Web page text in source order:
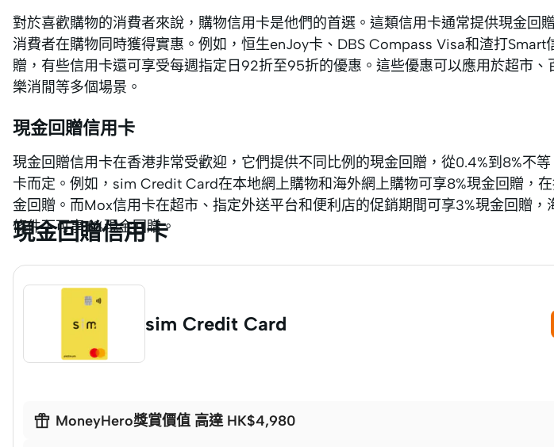
對於喜歡購物的消費者來說，購物信用卡是他們的首選。這類信用卡通常提供現金回
消費者在購物同時獲得實惠。例如，恒生enJoy卡、DBS Compass Visa和渣打Smart
贈，有些信用卡還可享受每週指定日92折至95折的優惠。這些優惠可以應用於超市、
樂消閒等多個場景。
現金回贈信用卡
現金回贈信用卡在香港非常受歡迎，它們提供不同比例的現金回贈，從0.4%到8%不
卡而定。例如，sim Credit Card在本地網上購物和海外網上購物可享8%現金回贈，
金回贈。而Mox信用卡在超市、指定外送平台和便利店的促銷期間可享3%現金回贈，
條件下可享5%現金回贈。
現金回贈信用卡
sim Credit Card
 MoneyHero獎賞價值 高達 HK$4,980